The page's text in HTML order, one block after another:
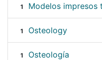
1 Modelos impresos
1 Osteology
1 Osteología